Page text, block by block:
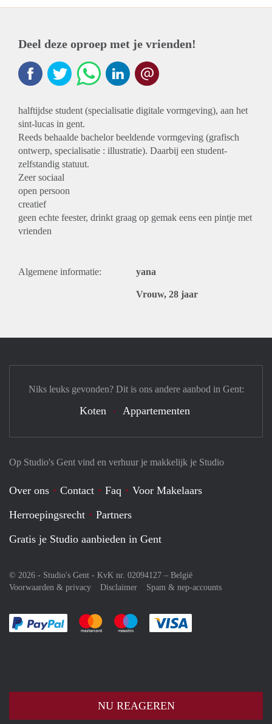
Deel deze oproep met je vrienden!
halftijdse student (specialisatie digitale vormgeving), aan het
sint-lucas in gent.
Reeds behaalde bachelor beeldende vormgeving (grafisch
ontwerp, specialisatie : illustratie). Daarbij een student-
zelfstandig statuut.
Zeer sociaal
open persoon
creatief
geen echte feester, drinkt graag op gemak eens een pintje met
vrienden
Algemene informatie: yana
Vrouw, 28 jaar
NU REAGEREN
Op Studio's Gent vind en verhuur je makkelijk je Studio
Over ons Contact Faq
Voor Makelaars
Herroepingsrecht
Partners
Gratis je Studio aanbieden in Gent
© 2026 - Studio's Gent - KvK nr. 02094127 – België
Voorwaarden & privacy
Disclaimer Spam & nep-accounts
Je rekent gemakkelijk af met Paypal
Je rekent gemakkelijk af met Mastercard
Je rekent gemakkelijk af met Meastro
Niks leuks gevonden? Dit is ons andere aanbod in Gent:
Koten Appartementen